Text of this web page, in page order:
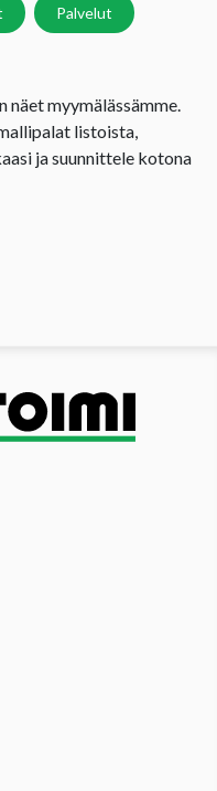
Palvelut
näet myymälässämme.
listoista,
ja suunnittele kotona